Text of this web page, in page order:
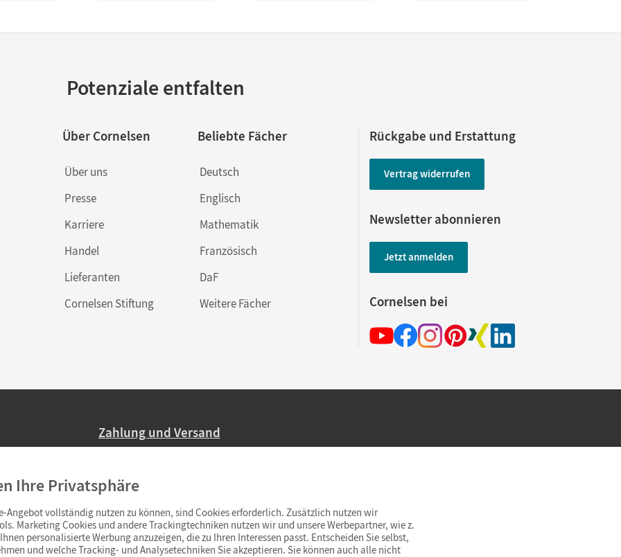
Potenziale entfalten
Über Cornelsen
Über uns
Presse
Karriere
Handel
Lieferanten
Cornelsen Stiftung
Beliebte Fächer
Deutsch
Englisch
Mathematik
Französisch
DaF
Weitere Fächer
Rückgabe und Erstattung
Vertrag widerrufen
Newsletter abonnieren
Jetzt anmelden
Cornelsen bei
Zahlung und Versand
Ab 59,– EUR Bestellwert liefern wir versandkostenfrei innerhalb Deutschlands
(Lieferung in 3–6 Tagen).
Ihre Privatsphäre
Angebot vollständig nutzen zu können, sind Cookies erforderlich. Zusätzlich nutzen wir
Marketing Cookies und andere Trackingtechniken nutzen wir und unsere Werbepartner, wie z.
personalisierte Werbung anzuzeigen, die zu Ihren Interessen passt. Entscheiden Sie selbst,
und welche Tracking- und Analysetechniken Sie akzeptieren. Sie können auch alle nicht